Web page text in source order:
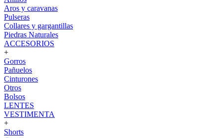
Aros y caravanas
Pulseras
Collares y gargantillas
Piedras Naturales
ACCESORIOS
+
Gorros
Pañuelos
Cinturones
Otros
Bolsos
LENTES
VESTIMENTA
+
Shorts